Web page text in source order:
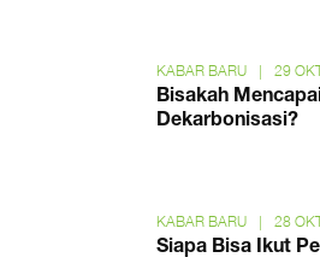
KABAR BARU | 29
Bisakah
Dekarbonisasi?
KABAR BARU | 28
Siapa Bisa Ikut